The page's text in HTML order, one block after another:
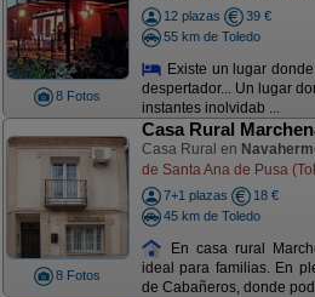
8 Fotos
12 plazas
39 €
55 km de Toledo
Existe un lugar
despertador... Un lugar
instantes inolvidab ...
8 Fotos
Casa Rural
Casa Rural en
de Santa Ana de Pusa
7+1 plazas
18 €
45 km de Toledo
En casa rural
ideal para familias. En
de Cabañeros, donde